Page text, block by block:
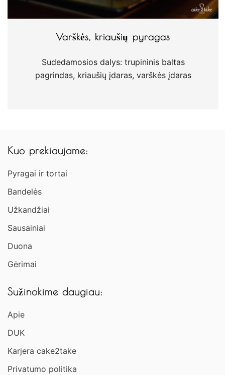
Varškės, kriaušių pyragas
Sudedamosios dalys: trupininis baltas
pagrindas, kriaušių įdaras, varškės įdaras
Kuo prekiaujame:
Pyragai ir tortai
Bandelės
Užkandžiai​
Sausainiai
Duona
Gėrimai
Sužinokime daugiau:
Apie
DUK
Karjera cake2take
Privatumo politika